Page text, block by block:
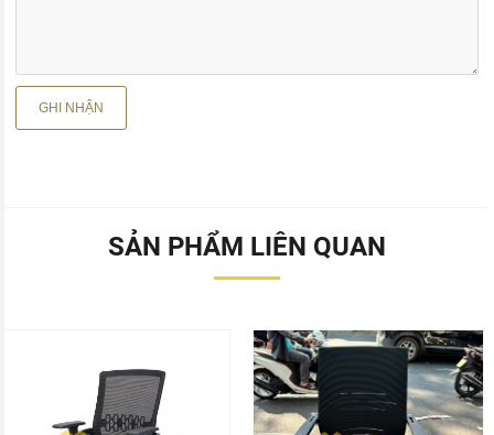
SẢN PHẨM LIÊN QUAN